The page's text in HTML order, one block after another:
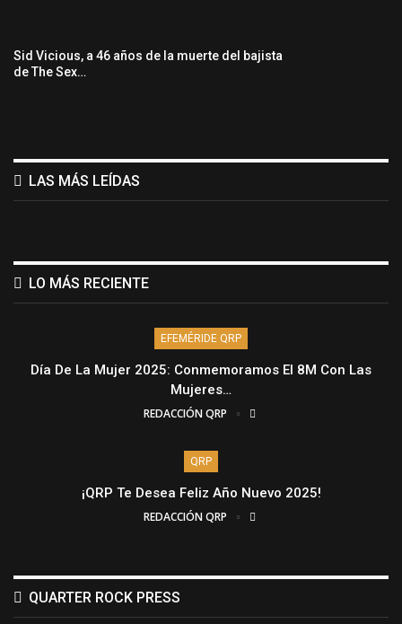
Sid Vicious, a 46 años de la muerte del bajista
de The Sex…
LAS MÁS LEÍDAS
LO MÁS RECIENTE
EFEMÉRIDE QRP
Día De La Mujer 2025: Conmemoramos El 8M Con Las
Mujeres…
REDACCIÓN QRP
QRP
¡QRP Te Desea Feliz Año Nuevo 2025!
REDACCIÓN QRP
QUARTER ROCK PRESS